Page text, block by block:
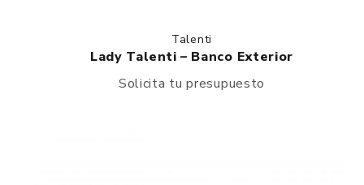
Talenti
Lady Talenti – Banco Exterior
Solicita tu presupuesto